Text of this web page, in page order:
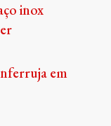
inox
em